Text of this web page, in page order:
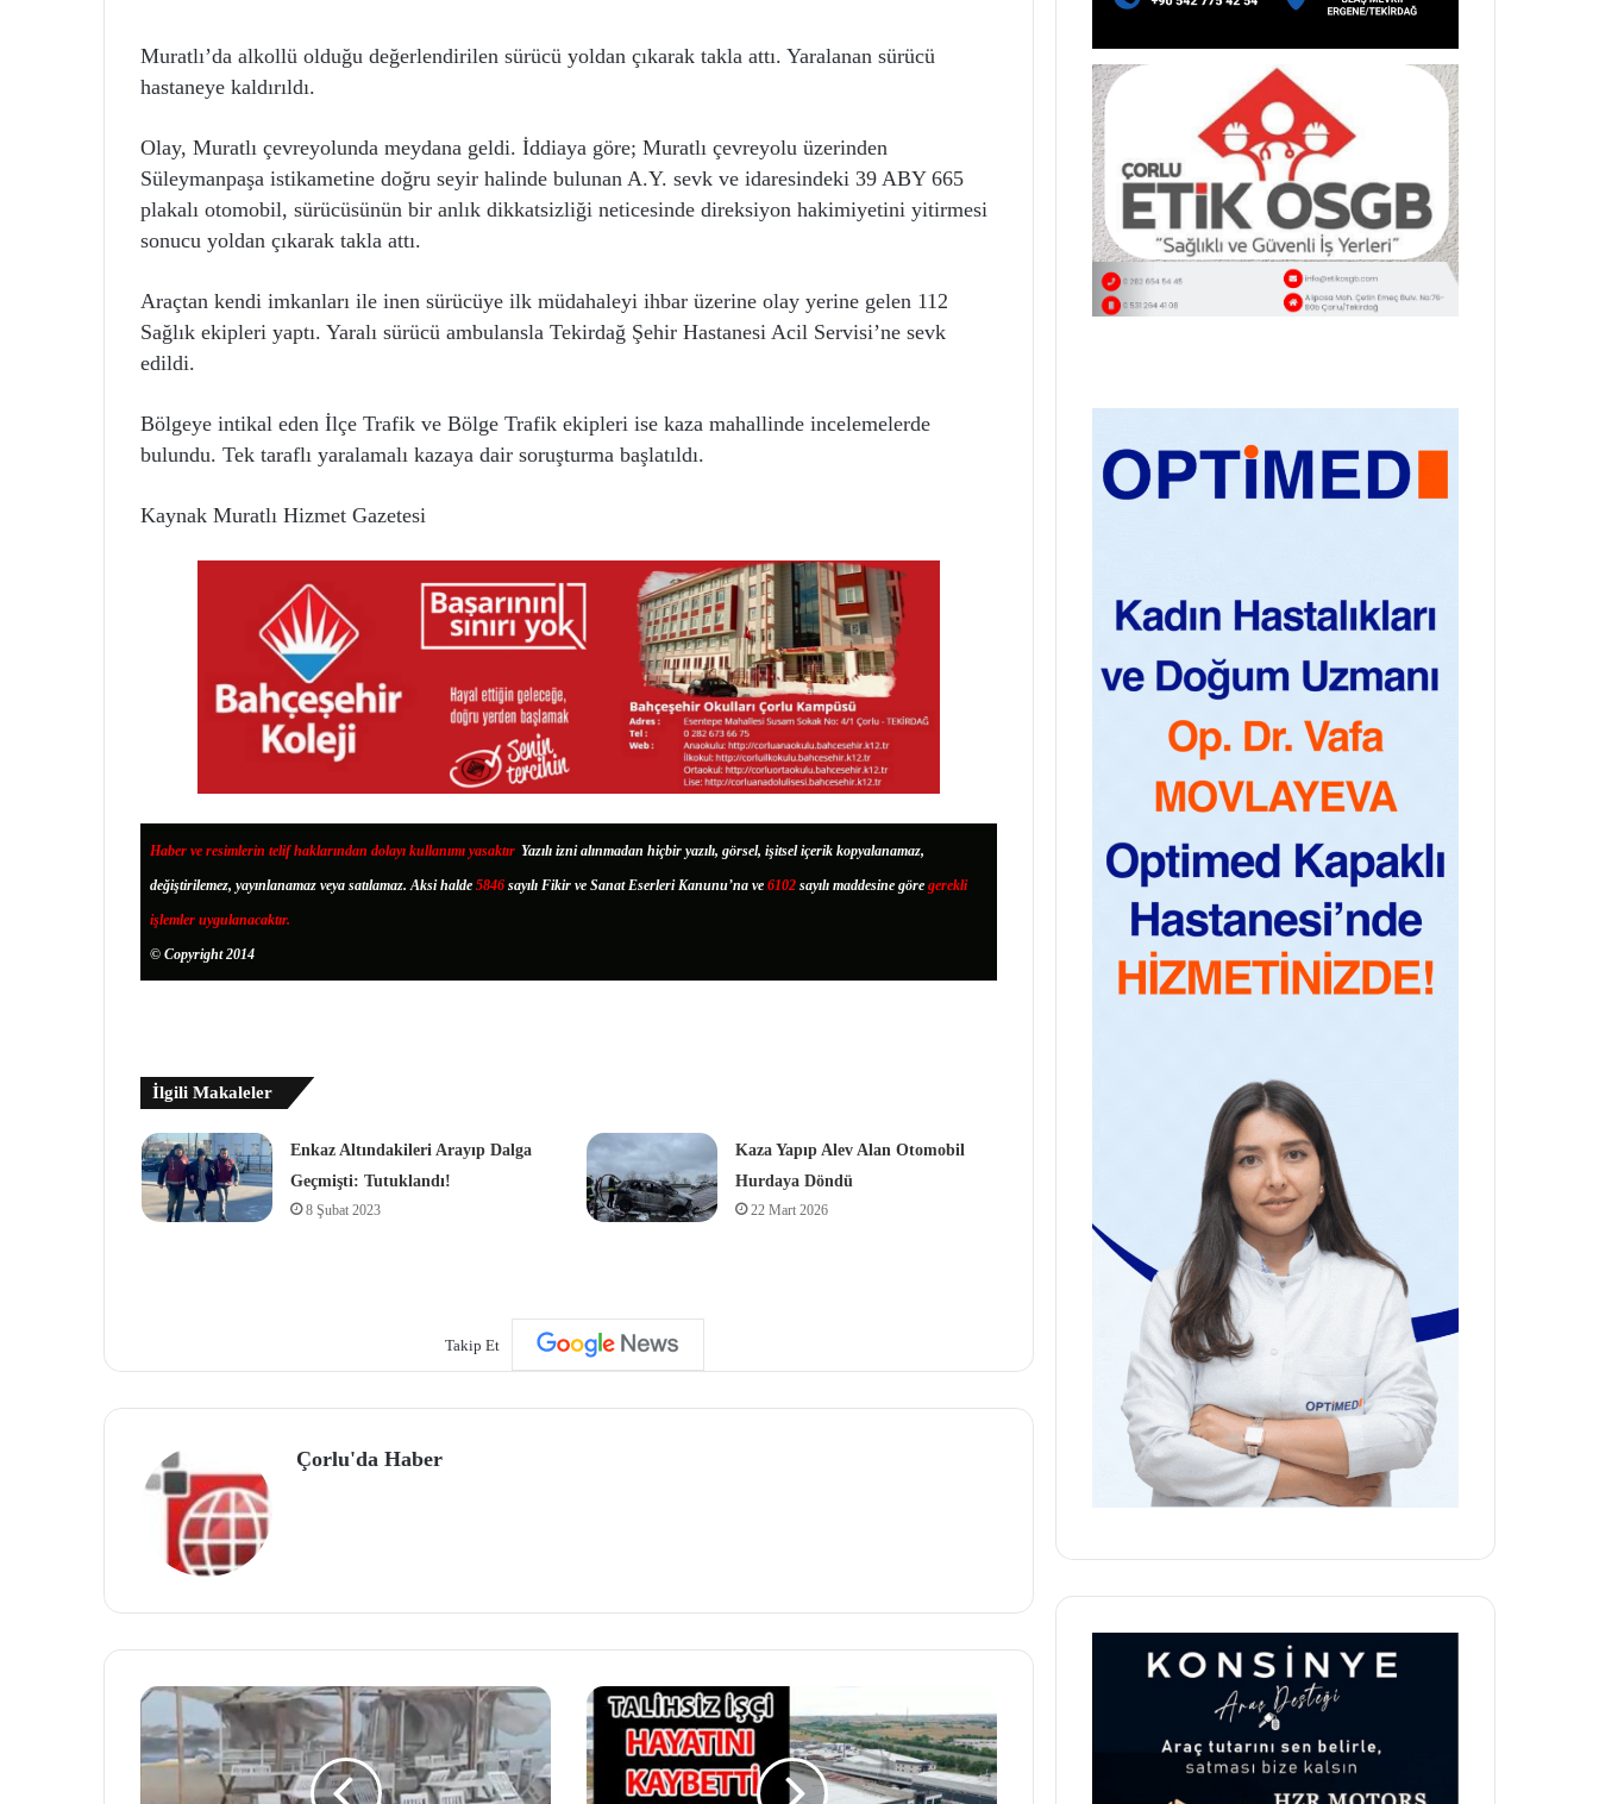
Muratlı’da alkollü olduğu değerlendirilen sürücü yoldan çıkarak takla attı. Yaralanan sürücü
hastaneye kaldırıldı.
Olay, Muratlı çevreyolunda meydana geldi. İddiaya göre; Muratlı çevreyolu üzerinden
Süleymanpaşa istikametine doğru seyir halinde bulunan A.Y. sevk ve idaresindeki 39 ABY 665
plakalı otomobil, sürücüsünün bir anlık dikkatsizliği neticesinde direksiyon hakimiyetini yitirmesi
sonucu yoldan çıkarak takla attı.
Araçtan kendi imkanları ile inen sürücüye ilk müdahaleyi ihbar üzerine olay yerine gelen 112
Sağlık ekipleri yaptı. Yaralı sürücü ambulansla Tekirdağ Şehir Hastanesi Acil Servisi’ne sevk
edildi.
Bölgeye intikal eden İlçe Trafik ve Bölge Trafik ekipleri ise kaza mahallinde incelemelerde
bulundu. Tek taraflı yaralamalı kazaya dair soruşturma başlatıldı.
Kaynak Muratlı Hizmet Gazetesi
Haber ve resimlerin telif haklarından dolayı kullanımı yasaktır. Yazılı izni alınmadan hiçbir yazılı, görsel, işitsel içerik kopyalanamaz,
değiştirilemez, yayınlanamaz veya satılamaz. Aksi halde 5846 sayılı Fikir ve Sanat Eserleri Kanunu’na ve 6102 sayılı maddesine göre gerekli
işlemler uygulanacaktır.
© Copyright 2014
İlgili Makaleler
Enkaz Altındakileri Arayıp Dalga
Geçmişti: Tutuklandı!
8 Şubat 2023
Kaza Yapıp Alev Alan Otomobil
Hurdaya Döndü
22 Mart 2026
Takip Et
Çorlu'da Haber